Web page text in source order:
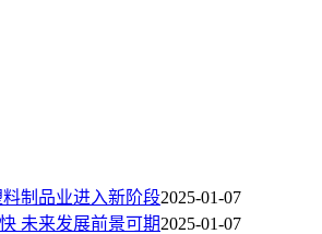
制品业进入新阶段2025-01-07
未来发展前景可期2025-01-07